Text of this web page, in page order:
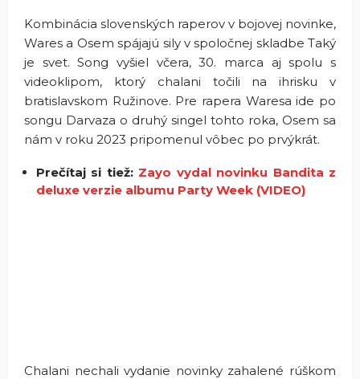
Kombinácia slovenských raperov v bojovej novinke,
Wares a Osem spájajú sily v spoločnej skladbe Taký
je svet. Song vyšiel včera, 30. marca aj spolu s
videoklipom, ktorý chalani točili na ihrisku v
bratislavskom Ružinove. Pre rapera Waresa ide po
songu Darvaza o druhý singel tohto roka, Osem sa
nám v roku 2023 pripomenul vôbec po prvýkrát.
Prečítaj si tiež: Zayo vydal novinku Bandita z
deluxe verzie albumu Party Week (VIDEO)
Chalani nechali vydanie novinky zahalené rúškom